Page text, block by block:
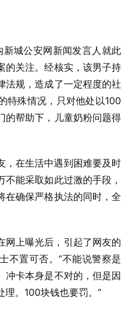
新城公安网新闻发言人就此
的关注。经核实，该男子持
法规，造成了一定程度的社
特殊情况，只对他处以100
的帮助下，儿童奶粉问题得
，在生活中遇到困难要及时
能采取如此过激的手段，
在确保严格执法的同时，全
网上曝光后，引起了网友的
不置可否。“不能说警察是
冲卡本身是不对的，但是因
理。100块钱也要罚。”